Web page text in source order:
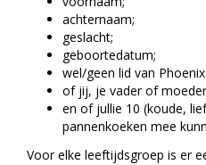
achternaam;
geslacht;
geboortedatum;
wel/geen lid van
of jij, je vader of
en of jullie 10 (koude,
pannenkoeken mee
Voor elke leeftijdsgroep is er